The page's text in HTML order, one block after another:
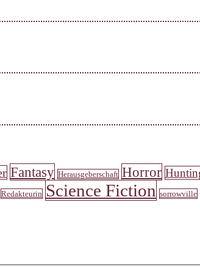
Fantasy Herausgeberschaft Horror
Redakteurin Science Fiction sorrowville